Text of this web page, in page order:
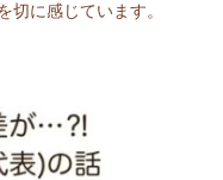
切に感じています。